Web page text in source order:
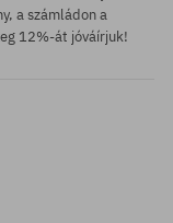
a számládon a
12%-át jóváírjuk!